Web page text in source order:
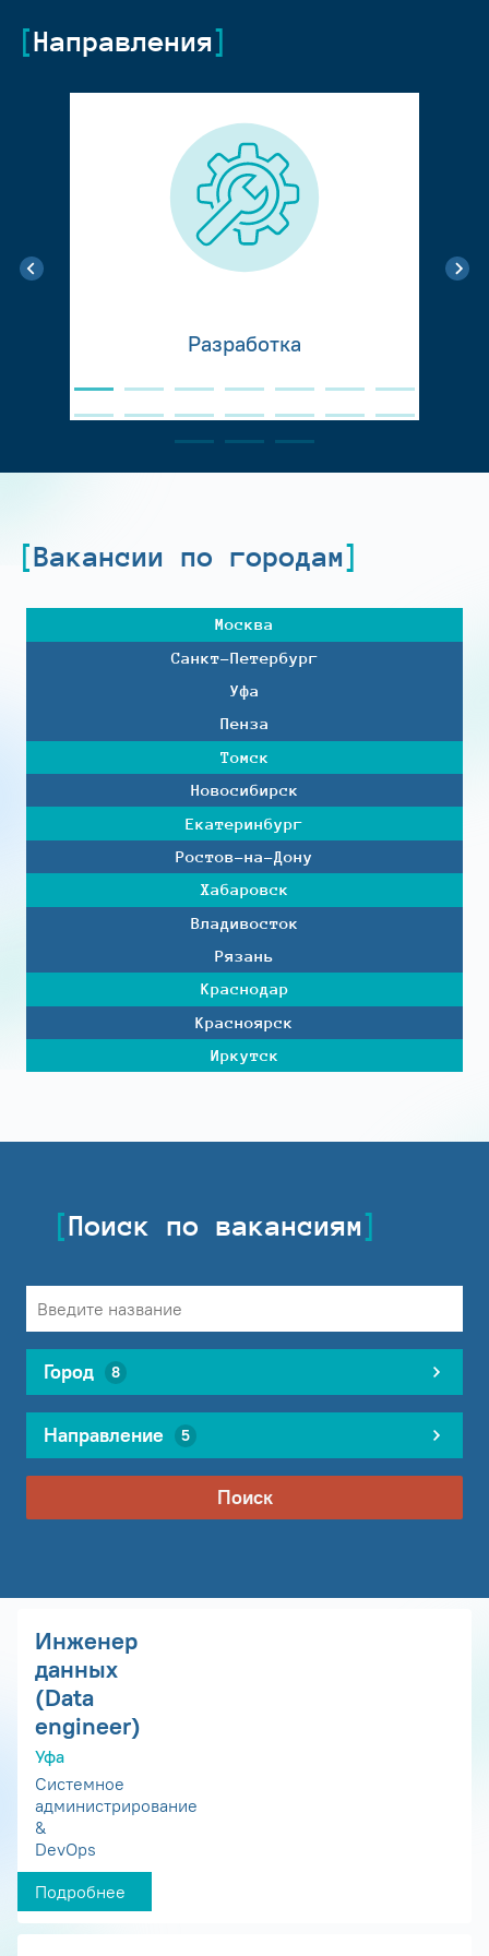
Направления
Разработка
Вакансии по городам
Москва
Санкт-Петербург
Уфа
Пенза
Томск
Новосибирск
Екатеринбург
Ростов-на-Дону
Хабаровск
Владивосток
Рязань
Краснодар
Красноярск
Иркутск
Поиск по вакансиям
Город 8
Направление 5
Поиск
Инженер
данных
(Data
engineer)
Уфа
Системное
администрирование
&
DevOps
Подробнее